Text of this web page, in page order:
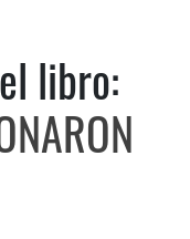
LA
libro: